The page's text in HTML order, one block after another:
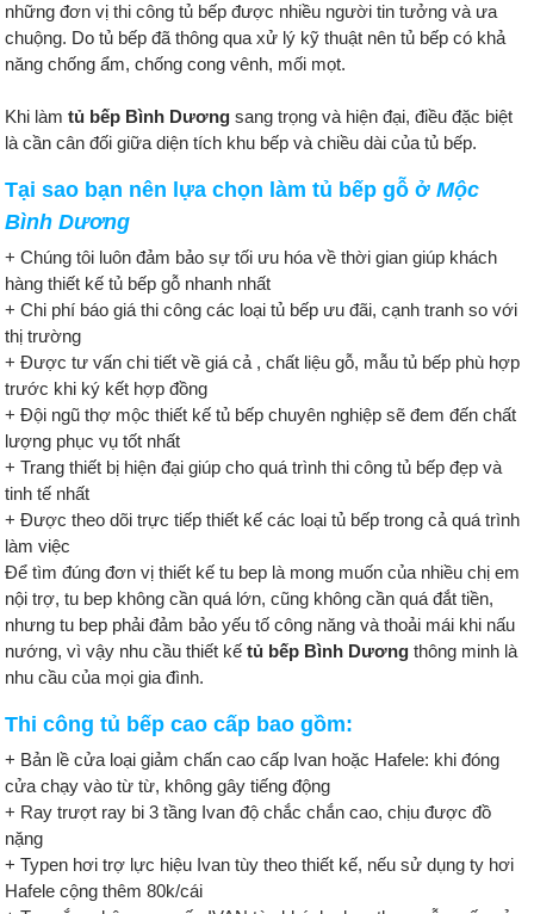
những đơn vị thi công tủ bếp được nhiều người tin tưởng và ưa
chuộng. Do tủ bếp đã thông qua xử lý kỹ thuật nên tủ bếp có khả
năng chống ẩm, chống cong vênh, mối mọt.
Khi làmtủ bếp Bình Dương sang trọng và hiện đại, điều đặc biệt
là cần cân đối giữa diện tích khu bếp và chiều dài của tủ bếp.
Tại sao bạn nên lựa chọn làm tủ bếp gỗ ởMộc
Bình Dương
+ Chúng tôi luôn đảm bảo sự tối ưu hóa về thời gian giúp khách
hàng thiết kế tủ bếp gỗ nhanh nhất
+ Chi phí báo giá thi công các loại tủ bếp ưu đãi, cạnh tranh so với
thị trường
+ Được tư vấn chi tiết về giá cả , chất liệu gỗ, mẫu tủ bếp phù hợp
trước khi ký kết hợp đồng
+ Đội ngũ thợ mộc thiết kế tủ bếp chuyên nghiệp sẽ đem đến chất
lượng phục vụ tốt nhất
+ Trang thiết bị hiện đại giúp cho quá trình thi công tủ bếp đẹp và
tinh tế nhất
+ Được theo dõi trực tiếp thiết kế các loại tủ bếp trong cả quá trình
làm việc
Để tìm đúng đơn vị thiết kế tu bep là mong muốn của nhiều chị em
nội trợ, tu bep không cần quá lớn, cũng không cần quá đắt tiền,
nhưng tu bep phải đảm bảo yếu tố công năng và thoải mái khi nấu
nướng, vì vậy nhu cầu thiết kếtủ bếp Bình Dương thông minh là
nhu cầu của mọi gia đình.
Thi công tủ bếp cao cấp bao gồm:
+ Bản lề cửa loại giảm chấn cao cấp Ivan hoặc Hafele: khi đóng
cửa chạy vào từ từ, không gây tiếng động
+ Ray trượt ray bi 3 tầng Ivan độ chắc chắn cao, chịu được đồ
nặng
+ Typen hơi trợ lực hiệu Ivan tùy theo thiết kế, nếu sử dụng ty hơi
Hafele cộng thêm 80k/cái